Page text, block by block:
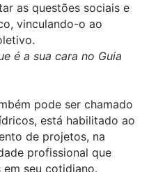
as questões sociais e
vinculando-o ao
é a sua cara no Guia
pode ser chamado
está habilitado ao
de projetos, na
profissional que
em seu cotidiano.